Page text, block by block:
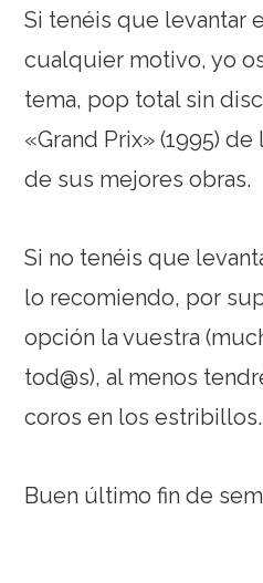
Si tenéis que levantar
cualquier motivo, yo
tema, pop total sin
«Grand Prix» (1995)
de sus mejores obras.
Si no tenéis que
lo recomiendo, por
opción la vuestra
tod@s), al menos
coros en los
Buen último fin de